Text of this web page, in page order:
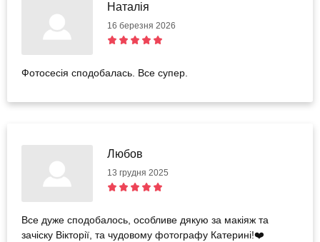
Наталія
16 березня 2026
Фотосесія сподобалась. Все супер.
Любов
13 грудня 2025
Все дуже сподобалось, особливе дякую за макіяж та
зачіску Вікторії, та чудовому фотографу Катерині!❤️